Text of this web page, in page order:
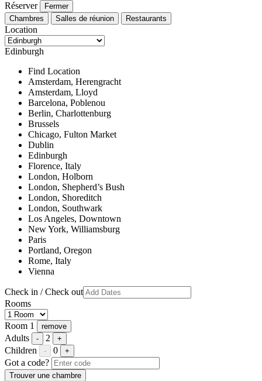
Réserver
Fermer
Chambres
Salles de réunion Restaurants
Location
Edinburgh
Find Location
Amsterdam, Herengracht
Amsterdam, Lloyd
Barcelona, Poblenou
Berlin, Charlottenburg
Brussels
Chicago, Fulton Market
Dublin
Edinburgh
Florence, Italy
London, Holborn
London, Shepherd’s Bush
London, Shoreditch
London, Southwark
Los Angeles, Downtown
New York, Williamsburg
Paris
Portland, Oregon
Rome, Italy
Vienna
Check in / Check out
Rooms
Room 1 remove
Adults - 2 +
Children - 0 +
Got a code?
Trouver une chambre